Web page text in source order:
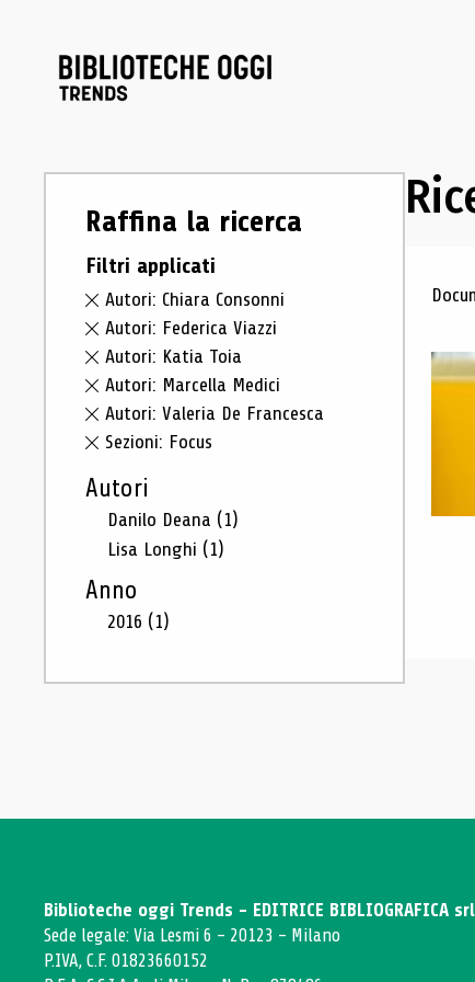
Raffina la ricerca
Filtri applicati
Autori: Chiara Consonni
Autori: Federica Viazzi
Autori: Katia Toia
Autori: Marcella Medici
Autori: Valeria De Francesca
Sezioni: Focus
Autori
Danilo Deana (1)
Lisa Longhi (1)
Anno
2016 (1)
Biblioteche oggi Trends - EDITRICE BIBLIOGRAFICA srl
Sede legale: Via Lesmi 6 - 20123 - Milano
P.IVA, C.F. 01823660152